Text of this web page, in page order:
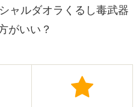
ャルダオラくるし毒武器
がいい？